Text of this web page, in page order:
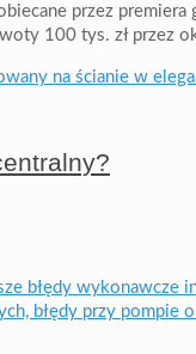
przez premiera
100 tys. zł przez